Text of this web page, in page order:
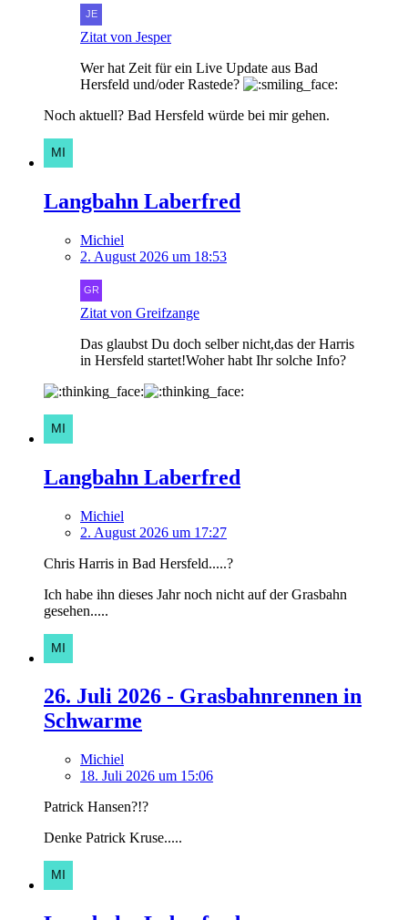
Zitat von Jesper
Wer hat Zeit für ein Live Update aus Bad
Hersfeld und/oder Rastede?
Noch aktuell? Bad Hersfeld würde bei mir gehen.
Langbahn Laberfred
Michiel
2. August 2026 um 18:53
Zitat von Greifzange
Das glaubst Du doch selber nicht,das der Harris
in Hersfeld startet!Woher habt Ihr solche Info?
Langbahn Laberfred
Michiel
2. August 2026 um 17:27
Chris Harris in Bad Hersfeld.....?
Ich habe ihn dieses Jahr noch nicht auf der Grasbahn
gesehen.....
26. Juli 2026 - Grasbahnrennen in
Schwarme
Michiel
18. Juli 2026 um 15:06
Patrick Hansen?!?
Denke Patrick Kruse.....